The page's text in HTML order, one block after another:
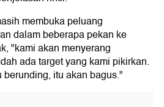
membuka peluang
dalam beberapa pekan ke
"kami akan menyerang
ada target yang kami pikirkan.
itu akan bagus."